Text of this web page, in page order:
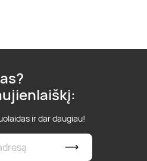
ir dar daugiau!